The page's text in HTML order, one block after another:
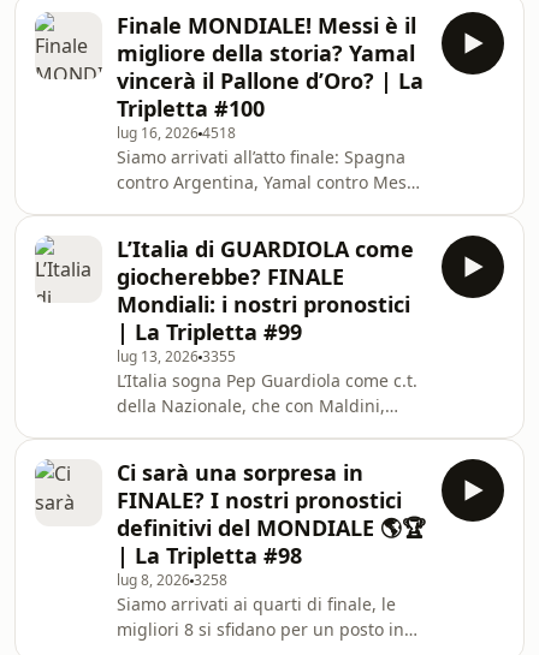
Yamal? 👀 parliamo anche della
Nazionale che tra poco annuncerà il
nuovo c.t. deciso da Malagò e Maldini,
sarà Pirlo o Guardiola? O un nome a
sorpresa? Come sempre fateci sapere
la vostra nei commenti! Con Francesco
Pietrella, Luca Bianchin, Tommaso
Milanese e Marc
Finale MONDIALE! Messi è il
migliore della storia? Yamal
vincerà il Pallone d’Oro? | La
Tripletta #100
lug 16, 20264518
Siamo arrivati all’atto finale: Spagna
contro Argentina, Yamal contro Messi.
Messi è comunque da ricordare come
il migliore della storia, anche sopra a
Maradona? Sono tornati dall’America
Luca e Filippo, il magister è carico
come non mai, puntata da non
perdere! Con Filippo Conticello, Luca
Bianchin, Tommaso Milanese e Marco
L’Italia di GUARDIOLA come
giocherebbe? FINALE
Mondiali: i nostri pronostici
| La Tripletta #99
lug 13, 20263355
L’Italia sogna Pep Guardiola come c.t.
della Nazionale, che con Maldini,
Come cambierebbero il sistema calcio
italiano con loro? E come giocherebbe
la Nazionale ad oggi con il tecnico
catalano? Siamo a ridosso delle due
semifinali del Mondiale: Francia -
Spagna e Inghilterra - Argentina. Chi
riuscirà a strappare un biglietto pe
Ci sarà una sorpresa in
FINALE? I nostri pronostici
definitivi del MONDIALE 🌎🏆
| La Tripletta #98
lug 8, 20263258
Siamo arrivati ai quarti di finale, le
migliori 8 si sfidano per un posto in